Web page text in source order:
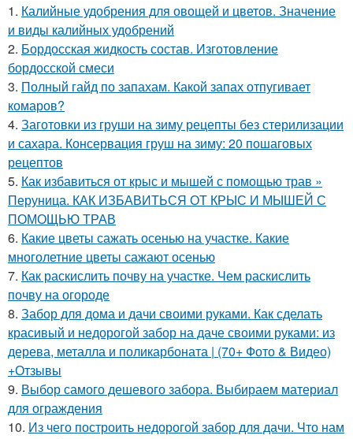
1. Калийные удобрения для овощей и цветов. Значение
и виды калийных удобрений
2. Бордосская жидкость состав. Изготовление
бордосской смеси
3. Полный гайд по запахам. Какой запах отпугивает
комаров?
4. Заготовки из груши на зиму рецепты без стерилизации
и сахара. Консервация груш на зиму: 20 пошаговых
рецептов
5. Как избавиться от крыс и мышей с помощью трав »
Перуница. КАК ИЗБАВИТЬСЯ ОТ КРЫС И МЫШЕЙ С
ПОМОЩЬЮ ТРАВ
6. Какие цветы сажать осенью на участке. Какие
многолетние цветы сажают осенью
7. Как раскислить почву на участке. Чем раскислить
почву на огороде
8. Забор для дома и дачи своими руками. Как сделать
красивый и недорогой забор на даче своими руками: из
дерева, металла и поликарбоната | (70+ Фото & Видео)
+Отзывы
9. Выбор самого дешевого забора. Выбираем материал
для ограждения
10. Из чего построить недорогой забор для дачи. Что нам